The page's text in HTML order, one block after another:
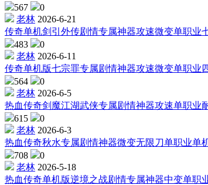
567
0
老林 2026-6-21
传奇单机剑引外传剧情专属神器攻速微变单职业
483
0
老林 2026-6-11
传奇单机版七宗罪专属剧情神器攻速微变单职业
564
0
老林 2026-6-5
热血传奇剑魔江湖武侠专属剧情神器攻速单职业
615
0
老林 2026-6-3
热血传奇秋水专属剧情神器微变无限刀单职业单
708
0
老林 2026-5-18
热血传奇单机版逆境之战剧情专属神器中变单职